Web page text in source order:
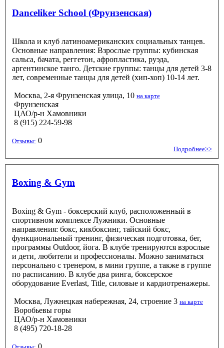
Danceliker School (Фрунзенская)
Школа и клуб латиноамериканских социальных танцев.
Основные направления: Взрослые группы: кубинская
сальса, бачата, реггетон, афропластика, руэда,
аргентинское танго. Детские группы: танцы для детей 3-8
лет, современные танцы для детей (хип-хоп) 10-14 лет.
Москва, 2-я Фрунзенская улица, 10 на карте
Фрунзенская
ЦАО/р-н Хамовники
8 (915) 224-59-98
Отзывы: 0
Подробнее>>
Boxing & Gym
Boxing & Gym - боксерский клуб, расположенный в
спортивном комплексе Лужники. Основные
направления: бокс, кикбоксинг, тайский бокс,
функциональный тренинг, физическая подготовка, бег,
программы Outdoor, йога. В клубе тренируются взрослые
и дети, любители и профессионалы. Можно заниматься
персонально с тренером, в мини группе, а также в группе
по расписанию. В клубе два ринга, боксерское
оборудование Everlast, Title, силовые и кардиотренажеры.
Москва, Лужнецкая набережная, 24, строение 3 на карте
Воробьевы горы
ЦАО/р-н Хамовники
8 (495) 720-18-28
0